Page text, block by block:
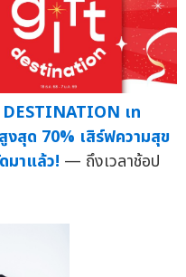
เท
สุด 70% เสิร์ฟความสุข
มาแล้ว! — ถึงเวลาช้อป